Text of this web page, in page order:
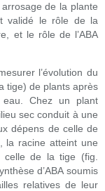
de la plante
validé le rôle de la
et le rôle de l’ABA
l’évolution du
tige) de plants après
Chez un plant
sec conduit à une
dépens de celle de
la racine atteint une
celle de la tige (fig.
d’ABA soumis
relatives de leur